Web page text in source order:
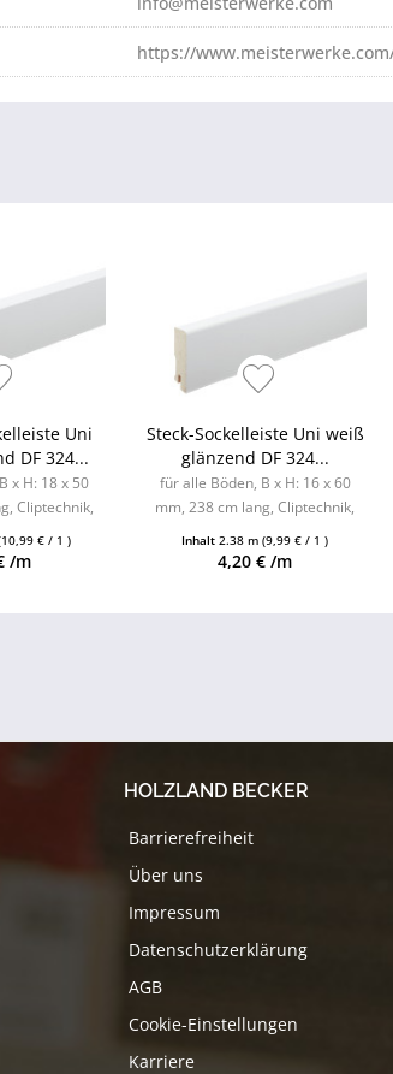
https://
Uni
DF 324...
x H: 18 x 50
Cliptechnik,
€ / 1 )
/m
Steck-Sockelleiste Uni weiß
glänzend DF 324...
für alle Böden, B x H: 16 x 60
mm, 238 cm lang, Cliptechnik,
erhältlich
Inhalt2.38 m(9,99 € / 1 )
4,20 € /m
HOLZLAND BECKER
Barrierefreiheit
Über uns
Impressum
Datenschutzerklärung
AGB
Cookie-Einstellungen
Karriere